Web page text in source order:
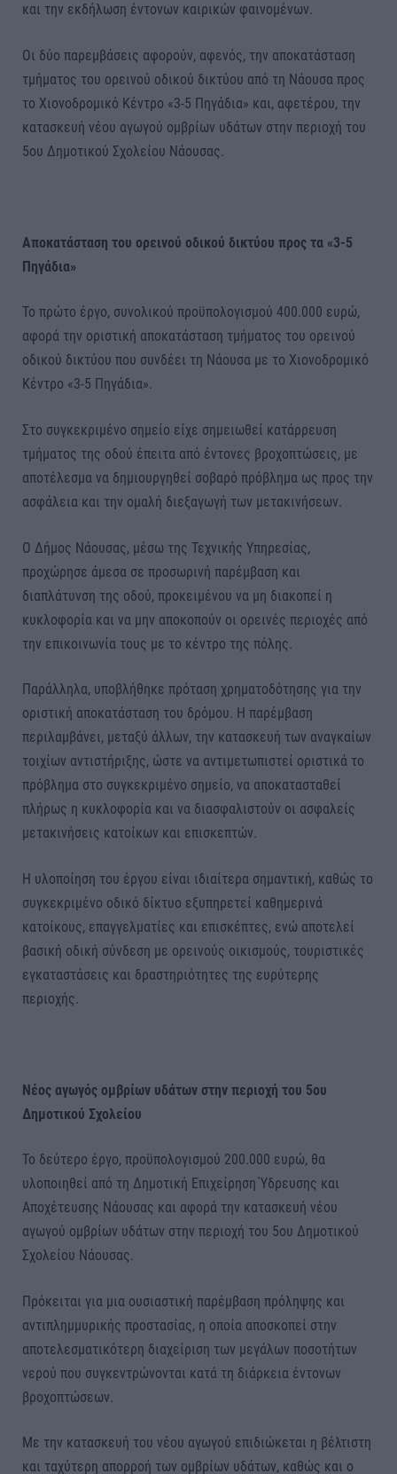
και την εκδήλωση έντονων καιρικών φαινομένων.
Οι δύο παρεμβάσεις αφορούν, αφενός, την αποκατάσταση
τμήματος του ορεινού οδικού δικτύου από τη Νάουσα προς
το Χιονοδρομικό Κέντρο «3-5 Πηγάδια» και, αφετέρου, την
κατασκευή νέου αγωγού ομβρίων υδάτων στην περιοχή του
5ου Δημοτικού Σχολείου Νάουσας.
Αποκατάσταση του ορεινού οδικού δικτύου προς τα «3-5
Πηγάδια»
Το πρώτο έργο, συνολικού προϋπολογισμού 400.000 ευρώ,
αφορά την οριστική αποκατάσταση τμήματος του ορεινού
οδικού δικτύου που συνδέει τη Νάουσα με το Χιονοδρομικό
Κέντρο «3-5 Πηγάδια».
Στο συγκεκριμένο σημείο είχε σημειωθεί κατάρρευση
τμήματος της οδού έπειτα από έντονες βροχοπτώσεις, με
αποτέλεσμα να δημιουργηθεί σοβαρό πρόβλημα ως προς την
ασφάλεια και την ομαλή διεξαγωγή των μετακινήσεων.
Ο Δήμος Νάουσας, μέσω της Τεχνικής Υπηρεσίας,
προχώρησε άμεσα σε προσωρινή παρέμβαση και
διαπλάτυνση της οδού, προκειμένου να μη διακοπεί η
κυκλοφορία και να μην αποκοπούν οι ορεινές περιοχές από
την επικοινωνία τους με το κέντρο της πόλης.
Παράλληλα, υποβλήθηκε πρόταση χρηματοδότησης για την
οριστική αποκατάσταση του δρόμου. Η παρέμβαση
περιλαμβάνει, μεταξύ άλλων, την κατασκευή των αναγκαίων
τοιχίων αντιστήριξης, ώστε να αντιμετωπιστεί οριστικά το
πρόβλημα στο συγκεκριμένο σημείο, να αποκατασταθεί
πλήρως η κυκλοφορία και να διασφαλιστούν οι ασφαλείς
μετακινήσεις κατοίκων και επισκεπτών.
Η υλοποίηση του έργου είναι ιδιαίτερα σημαντική, καθώς το
συγκεκριμένο οδικό δίκτυο εξυπηρετεί καθημερινά
κατοίκους, επαγγελματίες και επισκέπτες, ενώ αποτελεί
βασική οδική σύνδεση με ορεινούς οικισμούς, τουριστικές
εγκαταστάσεις και δραστηριότητες της ευρύτερης
περιοχής.
Νέος αγωγός ομβρίων υδάτων στην περιοχή του 5ου
Δημοτικού Σχολείου
Το δεύτερο έργο, προϋπολογισμού 200.000 ευρώ, θα
υλοποιηθεί από τη Δημοτική Επιχείρηση Ύδρευσης και
Αποχέτευσης Νάουσας και αφορά την κατασκευή νέου
αγωγού ομβρίων υδάτων στην περιοχή του 5ου Δημοτικού
Σχολείου Νάουσας.
Πρόκειται για μια ουσιαστική παρέμβαση πρόληψης και
αντιπλημμυρικής προστασίας, η οποία αποσκοπεί στην
αποτελεσματικότερη διαχείριση των μεγάλων ποσοτήτων
νερού που συγκεντρώνονται κατά τη διάρκεια έντονων
βροχοπτώσεων.
Με την κατασκευή του νέου αγωγού επιδιώκεται η βέλτιστη
και ταχύτερη απορροή των ομβρίων υδάτων, καθώς και ο